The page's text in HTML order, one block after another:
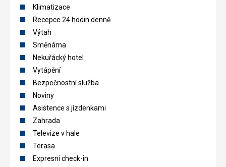
Klimatizace
Recepce 24 hodin denně
Výtah
Směnárna
Nekuřácký hotel
Vytápění
Bezpečnostní služba
Noviny
Asistence s jízdenkami
Zahrada
Televize v hale
Terasa
Expresní check-in